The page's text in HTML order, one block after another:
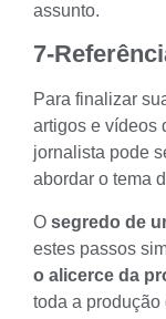
assunto.
7-
Para finalizar
artigos e vídeos
jornalista pode
abordar o tema
O segredo de
estes passos
o alicerce da
toda a produção